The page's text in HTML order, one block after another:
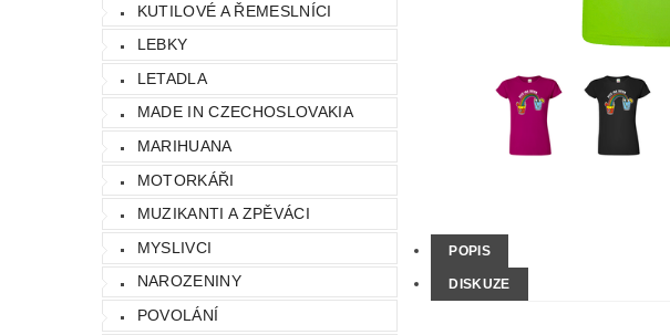
KUTILOVÉ A ŘEMESLNÍCI
LEBKY
LETADLA
MADE IN CZECHOSLOVAKIA
MARIHUANA
MOTORKÁŘI
MUZIKANTI A ZPĚVÁCI
MYSLIVCI
NAROZENINY
POVOLÁNÍ
POPIS
DISKUZE